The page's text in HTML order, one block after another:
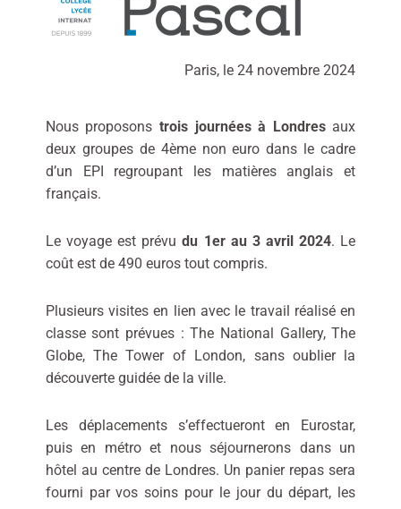
Paris, le 24 novembre 2024
Nous proposons trois journées à Londresaux
deux groupes de 4ème non euro dans le cadre
d’un EPI regroupant les matières anglais et
français.
Le voyage est prévudu 1er au 3 avril 2024. Le
coût est de 490 euros tout compris.
Plusieurs visites en lien avec le travail réalisé en
classe sont prévues : The National Gallery, The
Globe, The Tower of London, sans oublier la
découverte guidée de la ville.
Les déplacements s’effectueront en Eurostar,
puis en métro et nous séjournerons dans un
hôtel au centre de Londres. Un panier repas sera
fourni par vos soins pour le jour du départ, les